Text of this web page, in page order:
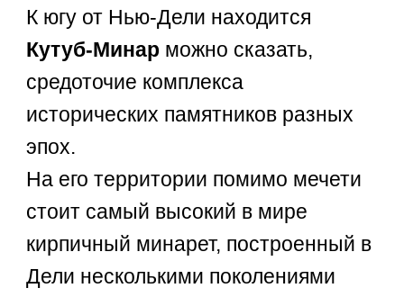
К югу от Нью-Дели находится
Кутуб-Минар можно сказать,
средоточие комплекса
исторических памятников разных
эпох.
На его территории помимо мечети
стоит самый высокий в мире
кирпичный минарет, построенный в
Дели несколькими поколениями